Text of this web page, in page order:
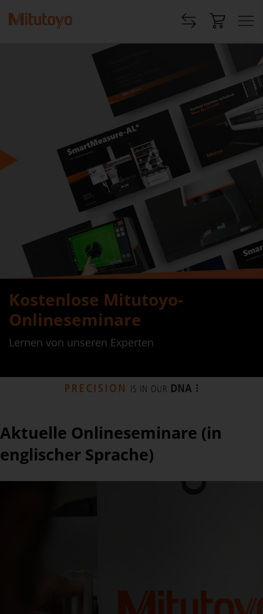
Kostenlose Mitutoyo-
Onlineseminare
Lernen von unseren Experten
Aktuelle Onlineseminare (in
englischer Sprache)